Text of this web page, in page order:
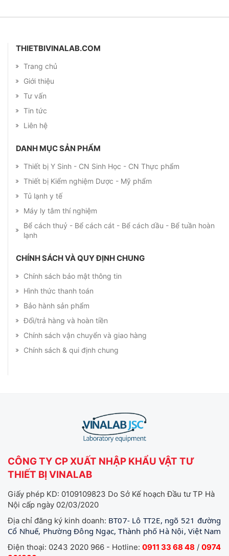
THIETBIVINALAB.COM
Trang chủ
Giới thiệu
Tư vấn
Tin tức
Liên hệ
DANH MỤC SẢN PHẨM
Thiết bị Y Sinh - CN Sinh Học - CN Thực phẩm
Thiết bị Kiểm nghiệm Dược - Mỹ phẩm
Tủ lạnh y tế
Máy ly tâm thí nghiệm
Bể cách thuỷ - Bể cách cát - Bể cách dầu - Bể tuần hoàn
lạnh
CHÍNH SÁCH VÀ QUY ĐỊNH CHUNG
Chính sách bảo mật thông tin
Hình thức thanh toán
Bảo hành sản phẩm
Đổi/trả hàng và hoàn tiền
Chính sách vận chuyển và giao hàng
Chính sách & qui định chung
CÔNG TY CP XUẤT NHẬP KHẨU VẬT TƯ
THIẾT BỊ VINALAB
Giấy phép KD: 0109109823 Do Sở Kế hoạch Đầu tư TP Hà
Nội cấp ngày 02/03/2020
Địa chỉ đăng ký kinh doanh: BT07- Lô TT2E, ngõ 521 đường
Cổ Nhuế, Phường Đông Ngạc, Thành phố Hà Nội, Việt Nam
Điện thoại: 0243 2020 966 - Hotline: 0911 33 68 48 / 0974